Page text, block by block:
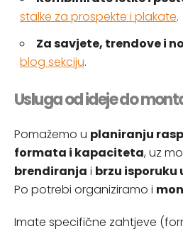
stalke za prospekte i plakate.
Za savjete, trendove i
blog sekciju.
Usluga od ideje do
Pomažemo u planiranju
formata i kapaciteta, uz
brendiranja i brzu isporuku
Po potrebi organiziramo i
Imate specifične zahtjeve